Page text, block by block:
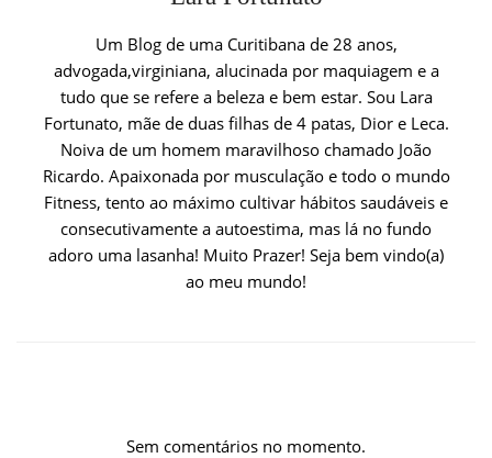
Um Blog de uma Curitibana de 28 anos,
advogada,virginiana, alucinada por maquiagem e a
tudo que se refere a beleza e bem estar. Sou Lara
Fortunato, mãe de duas filhas de 4 patas, Dior e Leca.
Noiva de um homem maravilhoso chamado João
Ricardo. Apaixonada por musculação e todo o mundo
Fitness, tento ao máximo cultivar hábitos saudáveis e
consecutivamente a autoestima, mas lá no fundo
adoro uma lasanha! Muito Prazer! Seja bem vindo(a)
ao meu mundo!
Sem comentários no momento.